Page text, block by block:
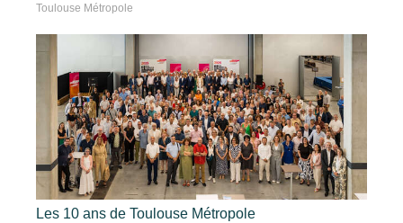
Toulouse Métropole
Les 10 ans de Toulouse Métropole